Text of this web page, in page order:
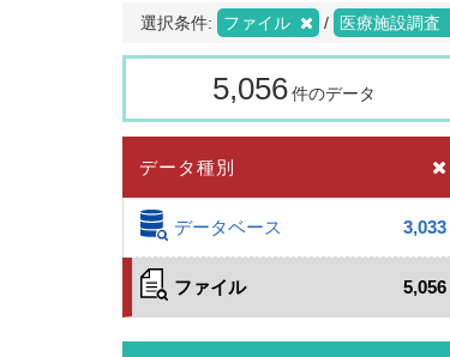
選択条件: ファイル 医療施設調査
5,056 件のデータ
データ種別
データベース 3,033
ファイル 5,056